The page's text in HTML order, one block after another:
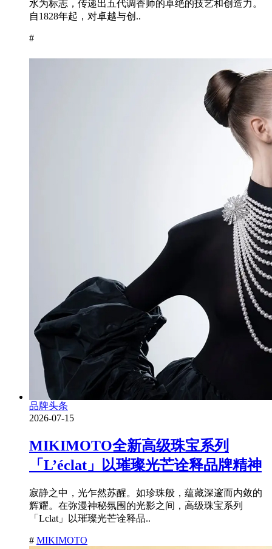
水为标志，传递出五代调香师的卓绝的技艺和创造力。
自1828年起，对卓越与创..
#
品牌头条
2026-07-15
MIKIMOTO全新高级珠宝系列
「L’éclat」以璀璨光芒诠释品牌精神
寂静之中，光乍然苏醒。如珍珠般，蕴藏深邃而内敛的
辉耀。在弥漫神秘氛围的光影之间，高级珠宝系列
「Lclat」以璀璨光芒诠释品..
# MIKIMOTO